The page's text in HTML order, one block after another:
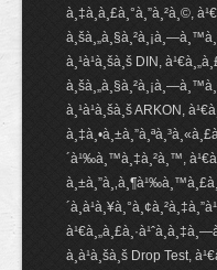
à¸‡à¸à¸£à¸°à¸”à¸²à¸©,
à¸¹à¹à¸šà¸š DIN,
à¸¹à¹à¸šà¸š ARKON,
´à¹‰à¸™à¸‡à¸²à¸™,
à¸à¹à¸šà¸š Drop Test,